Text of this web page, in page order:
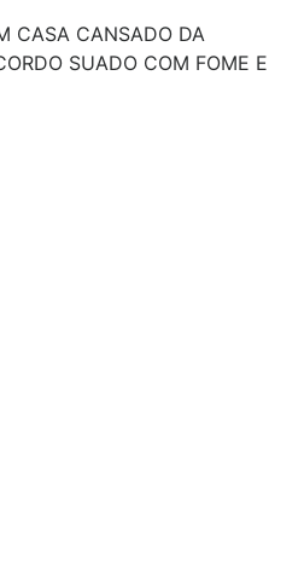
CASA CANSADO DA
SUADO COM FOME E